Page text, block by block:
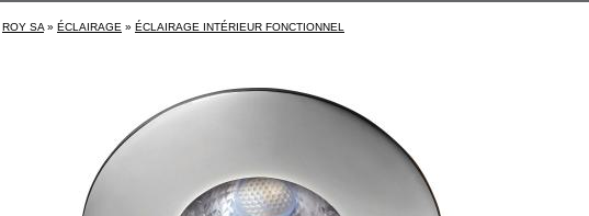
ROY SA » ÉCLAIRAGE » ÉCLAIRAGE INTÉRIEUR FONCTIONNEL